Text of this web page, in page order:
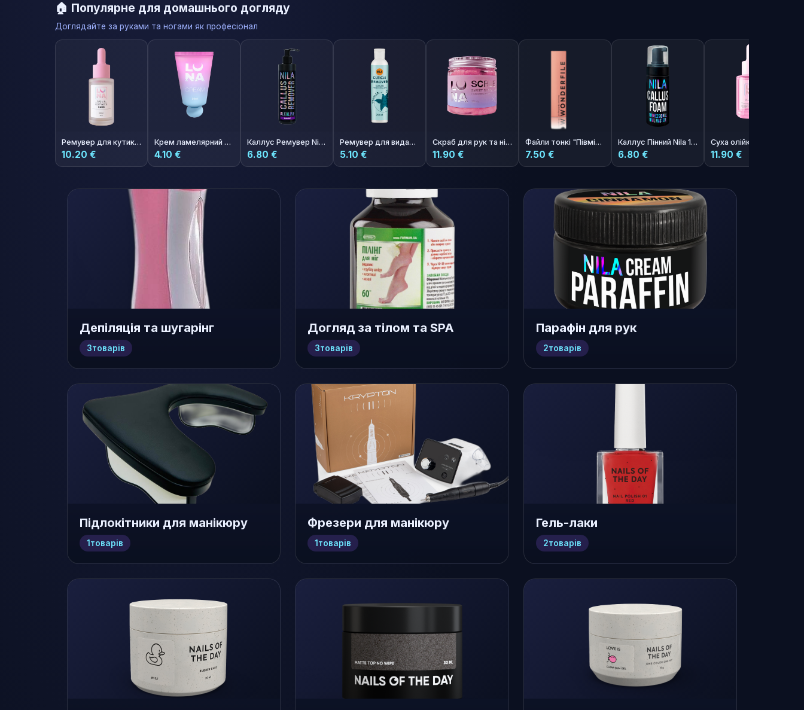
🏠 Популярне для домашнього догляду
Доглядайте за руками та ногами як професіонал
Ремувер для кутикули Remover Hard 40ml
10.20 €
Крем ламелярний зволожуючий з ароматом полуниці з вершками Hand Cream Strawberry Dessert
4.10 €
Каллус Ремувер Nila Манго 250мл
6.80 €
Ремувер для видалення кутикул Nila Ваніль 250мл
5.10 €
Скраб для рук та ніг з ароматом жуйки Scrub Sweet Bubble Kiss
11.90 €
Файли тонкі "Півмісяць" 162х24 мм 240 гріт 50 шт
7.50 €
Каллус Пінний Nila 150мл
6.80 € 11.90 €
Депіляція та шугарінг
3товарів
Догляд за тілом та SPA
3товарів
Парафін для рук
2товарів
Підлокітники для манікюру
1 товарів
Фрезери для манікюру
1 товарів
Гель-лаки
2товарів